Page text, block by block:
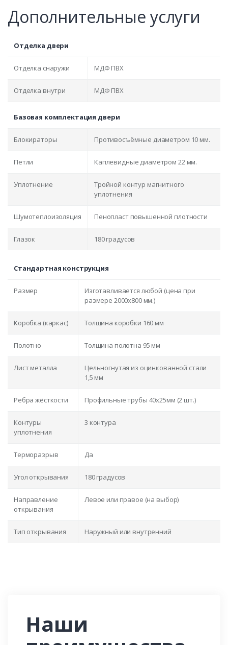
Дополнительные услуги
Отделка двери
Отделка снаружи МДФ ПВХ
Отделка внутри МДФ ПВХ
Базовая комплектация двери
Блокираторы Противосъёмные диаметром 10 мм.
Петли Каплевидные диаметром 22 мм.
Уплотнение
Тройной контур магнитного
уплотнения
Шумотеплоизоляция Пенопласт повышенной плотности
Глазок 180 градусов
Стандартная конструкция
Размер
Изготавливается любой (цена при
размере 2000x800 мм.)
Коробка (каркас) Толщина коробки 160 мм
Полотно Толщина полотна 95 мм
Лист металла
Цельногнутая из оцинкованной стали
1,5 мм
Ребра жёсткости Профильные трубы 40х25мм (2 шт.)
Контуры
уплотнения
3 контура
Терморазрыв Да
Угол открывания 180 градусов
Направление
открывания
Левое или правое (на выбор)
Тип открывания Наружный или внутренний
Наши